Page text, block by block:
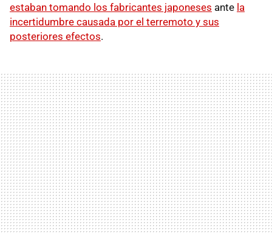
estaban tomando los fabricantes japoneses ante la
incertidumbre causada por el terremoto y sus
posteriores efectos.